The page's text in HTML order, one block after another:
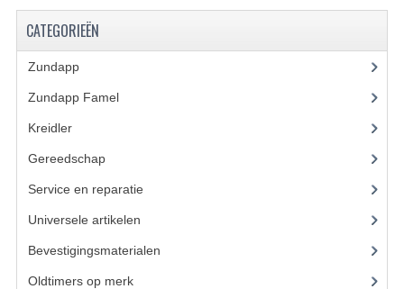
CATEGORIEËN
Zundapp(2590)
Zundapp Famel(61)
Kreidler(648)
Gereedschap(5)
Service en reparatie
Universele artikelen
Bevestigingsmaterialen
Oldtimers op merk(73)